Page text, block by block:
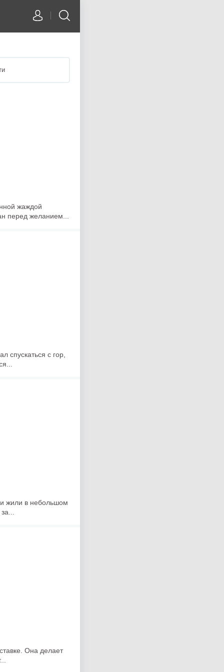
жаждой
перед желанием...
спускаться с гор,
жили в небольшом
Она делает